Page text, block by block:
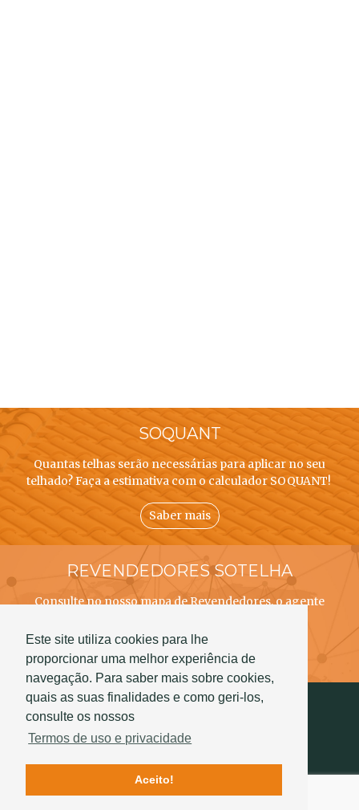
Este site utiliza cookies para lhe
proporcionar uma melhor experiência de
navegação. Para saber mais sobre cookies,
quais as suas finalidades e como geri-los,
consulte os nossos
Termos de uso e privacidade
Aceito!
SOQUANT
Quantas telhas serão necessárias para aplicar no seu
telhado? Faça a estimativa com o calculador SOQUANT!
Saber mais
REVENDEDORES SOTELHA
Consulte no nosso mapa de Revendedores, o agente
Saber mais